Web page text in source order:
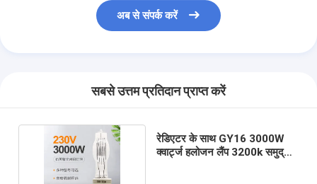
अब से संपर्क करें
सबसे उत्तम प्रतिदान प्राप्त करें
रेडिएटर के साथ GY16 3000W
क्वार्ट्ज हलोजन लैंप 3200k समुद्री